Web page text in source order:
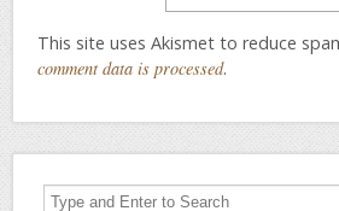
This site uses Akismet to reduce
comment data is processed.